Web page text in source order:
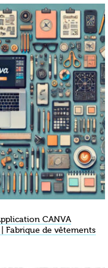
CANVA
Fabrique de vêtements